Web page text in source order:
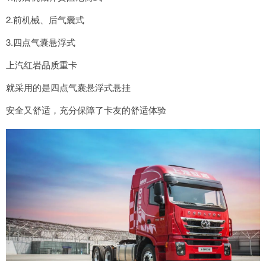
2.前机械、后气囊式
3.四点气囊悬浮式
上汽红岩品质重卡
就采用的是四点气囊悬浮式悬挂
安全又舒适，充分保障了卡友的舒适体验